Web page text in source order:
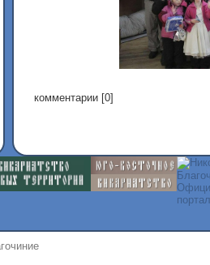
комментарии [0]